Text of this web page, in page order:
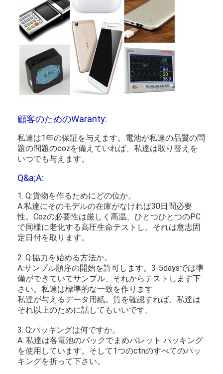
顧客のためのWaranty:
私達は1年の保証を与えます。電池が私達の品質の問
題の問題のcozを備えていれば、私達は取り替えを
いつでも与えます。
Q&a;A:
1. Q:貨物を作るためにどの位か。
A:私達にそのモデルの在庫がなければ30日間必要
性。Cozの必要性は厳しく高温、ひとつひとつのPC
で同様に老化する高圧生命テストし。それは意志固
定日付を取ります。
2. Q:協力を始める方法か。
A:サンプル順序の開始を許可します。3-5daysでは準
備ができていてサンプル、それからテストします下
さい。私達は標準的な一致を作ります
私達が与えるデータ用紙。質を確認すれば、私達は
それ以上のために話してもいいです。
3. Q:パッキングは何ですか。
A: 私達は各電池のパックでまめパレット パッキング
を使用しています。そして1つのctnのすべてのパッ
キングを折って下さい。